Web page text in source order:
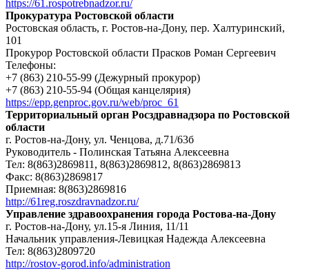
https://61.rospotrebnadzor.ru/
Прокуратура Ростовской области
Ростовская область, г. Ростов-на-Дону, пер. Халтуринский,
101
Прокурор Ростовской области Прасков Роман Сергеевич
Телефоны:
+7 (863) 210-55-99 (Дежурный прокурор)
+7 (863) 210-55-94 (Общая канцелярия)
https://epp.genproc.gov.ru/web/proc_61
Территориальный орган Росздравнадзора по Ростовской
области
г. Ростов-на-Дону, ул. Ченцова, д.71/63б
Руководитель - Полинская Татьяна Алексеевна
Тел: 8(863)2869811, 8(863)2869812, 8(863)2869813
Факс: 8(863)2869817
Приемная: 8(863)2869816
http://61reg.roszdravnadzor.ru/
Управление здравоохранения города Ростова-на-Дону
г. Ростов-на-Дону, ул.15-я Линия, 11/11
Начальник управления-Левицкая Надежда Алексеевна
Тел: 8(863)2809720
http://rostov-gorod.info/administration